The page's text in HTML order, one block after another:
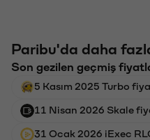
Paribu'da daha
Son gezilen geçmiş
5 Kasım 2025 Turbo
11 Nisan 2026 Skale
31 Ocak 2026 iExec